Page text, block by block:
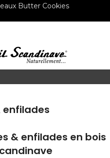
Butter Cookies
enfilades
& enfilades en bois